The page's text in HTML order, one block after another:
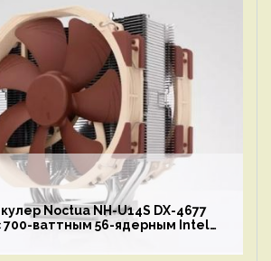
Noctua NH-U14S DX-4677
700-ваттным 56-ядерным Intel